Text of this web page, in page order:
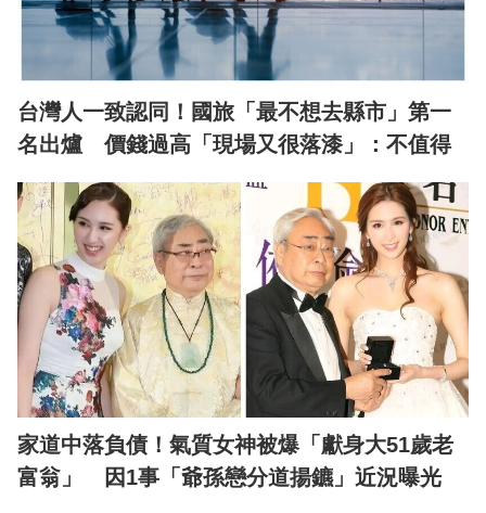
台灣人一致認同！國旅「最不想去縣市」第一
名出爐 價錢過高「現場又很落漆」：不值得
家道中落負債！氣質女神被爆「獻身大51歲老
富翁」 因1事「爺孫戀分道揚鑣」近況曝光